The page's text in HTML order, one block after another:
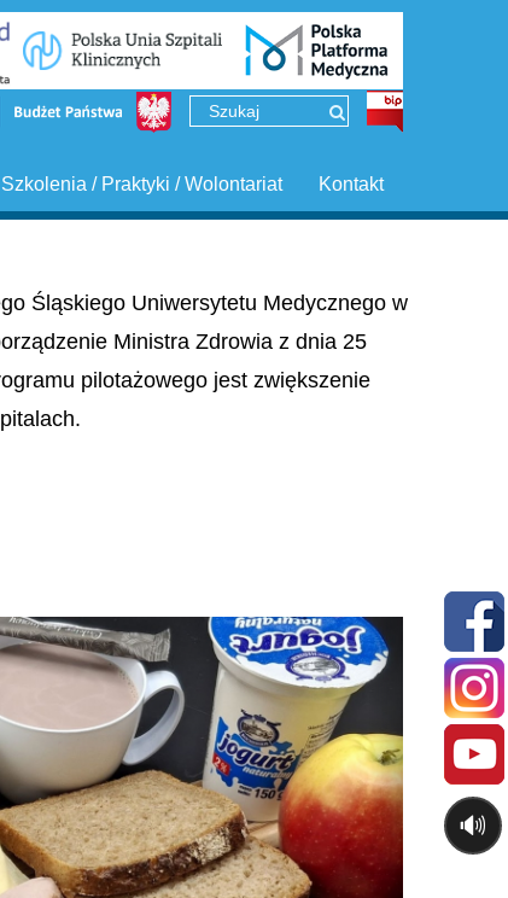
Kontakt
Szkolenia / Praktyki / Wolontariat
Śląskiego Uniwersytetu Medycznego w
Ministra Zdrowia z dnia 25
pilotażowego jest zwiększenie
Next
🔊